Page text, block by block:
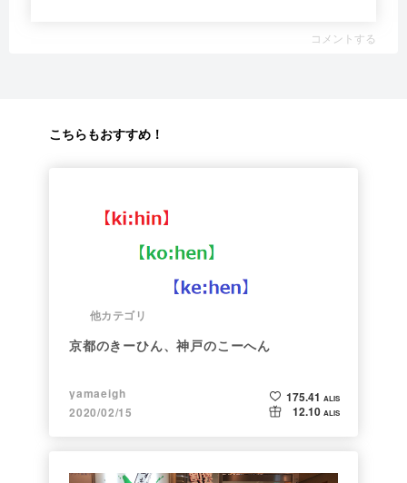
コメントする
こちらもおすすめ！
他カテゴリ
京都のきーひん、神戸のこーへん
yamaeigh
2020/02/15
175.41 ALIS
12.10 ALIS